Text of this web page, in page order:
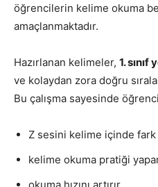
öğrencilerin kelime okuma
amaçlanmaktadır.
Hazırlanan kelimeler, 1.
ve kolaydan zora doğru
Bu çalışma sayesinde
Z sesini kelime içinde fark
kelime okuma pratiği
okuma hızını artırır,